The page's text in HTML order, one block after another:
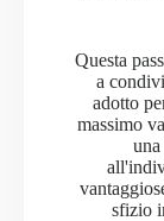
Questa
a
adotto
massimo
sfizio